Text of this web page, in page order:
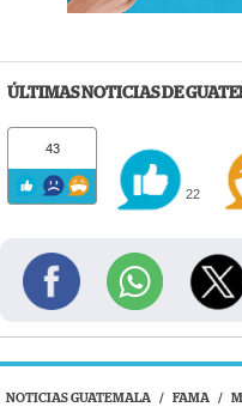
ÚLTIMAS NOTICIAS DE
43
22
NOTICIAS GUATEMALA / FAMA /